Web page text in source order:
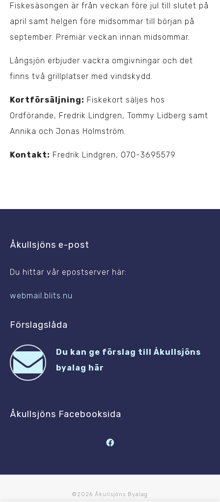
Fiskesäsongen är från veckan före jul till slutet på
april samt helgen före midsommar till början på
september. Premiär veckan innan midsommar.
Långsjön erbjuder vackra omgivningar och det
finns två grillplatser med vindskydd.
Kortförsäljning: Fiskekort säljes hos
Ordförande, Fredrik Lindgren, Tommy Lidberg samt
Annika och Jonas Holmström.
Kontakt: Fredrik Lindgren, 070-3695579
Åkullsjöns e-post
Du hittar vår epostserver här:
webmail.blits.nu
Förslagslåda
Du kan ge förslag till Åkullsjöns
byalag här
Åkullsjöns Facebooksida
©2026 Åkullsjöns Byalag